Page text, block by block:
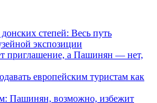
степей: Весь путь
экспозиции
приглашение, а Пашинян — нет,
европейским туристам как
Пашинян, возможно, избежит